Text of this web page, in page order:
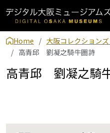
Home
大阪コレクション
高青邱 劉凝之騎牛圖詩
高青邱 劉凝之騎